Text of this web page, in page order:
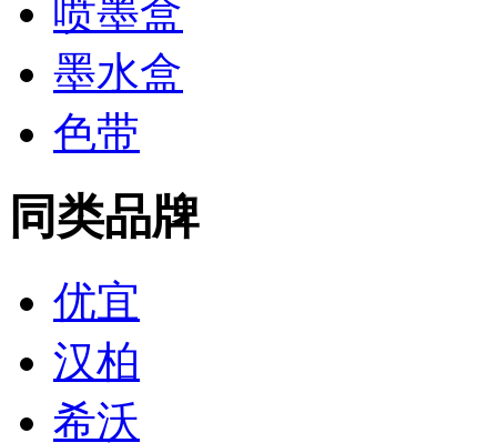
喷墨盒
墨水盒
色带
同类品牌
优宜
汉柏
希沃